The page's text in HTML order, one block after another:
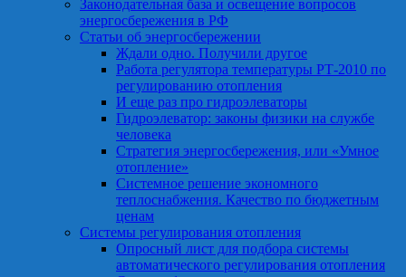
Законодательная база и освещение вопросов
энергосбережения в РФ
Статьи об энергосбережении
Ждали одно. Получили другое
Работа регулятора температуры РТ-2010 по
регулированию отопления
И еще раз про гидроэлеваторы
Гидроэлеватор: законы физики на службе
человека
Стратегия энергосбережения, или «Умное
отопление»
Системное решение экономного
теплоснабжения. Качество по бюджетным
ценам
Системы регулирования отопления
Опросный лист для подбора системы
автоматического регулирования отопления